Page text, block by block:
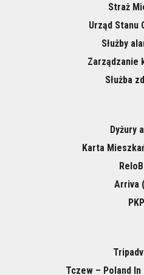
Straż
Urząd Stanu
Służby
Zarządzanie
Służba
Dyżury
Karta
Arriva
PKP
Tczew – Poland In